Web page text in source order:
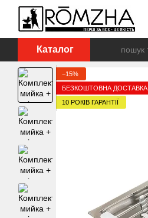
Перейти до основного контенту
Каталог
−15%
БЕЗКОШТОВНА ДОСТАВКА
10 РОКІВ ГАРАНТІЇ